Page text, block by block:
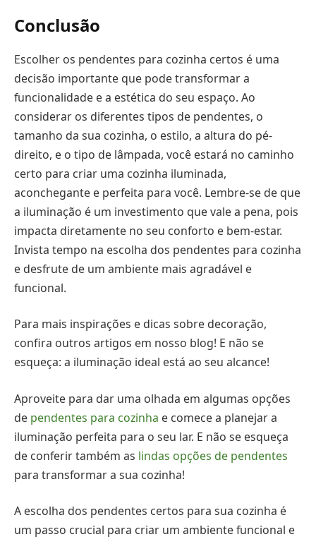
Conclusão
Escolher os pendentes para cozinha certos é uma
decisão importante que pode transformar a
funcionalidade e a estética do seu espaço. Ao
considerar os diferentes tipos de pendentes, o
tamanho da sua cozinha, o estilo, a altura do pé-
direito, e o tipo de lâmpada, você estará no caminho
certo para criar uma cozinha iluminada,
aconchegante e perfeita para você. Lembre-se de que
a iluminação é um investimento que vale a pena, pois
impacta diretamente no seu conforto e bem-estar.
Invista tempo na escolha dos pendentes para cozinha
e desfrute de um ambiente mais agradável e
funcional.
Para mais inspirações e dicas sobre decoração,
confira outros artigos em nosso blog! E não se
esqueça: a iluminação ideal está ao seu alcance!
Aproveite para dar uma olhada em algumas opções
de pendentes para cozinha e comece a planejar a
iluminação perfeita para o seu lar. E não se esqueça
de conferir também as lindas opções de pendentes
para transformar a sua cozinha!
A escolha dos pendentes certos para sua cozinha é
um passo crucial para criar um ambiente funcional e